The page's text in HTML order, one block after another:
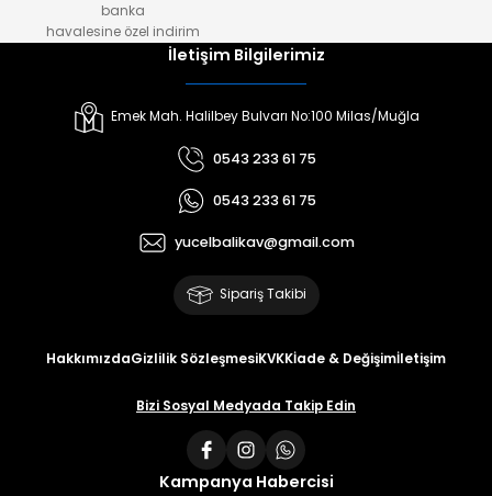
banka
havalesine özel indirim
İletişim Bilgilerimiz
Emek Mah. Halilbey Bulvarı No:100 Milas/Muğla
0543 233 61 75
0543 233 61 75
yucelbalikav@gmail.com
Sipariş Takibi
HakkımızdaGizlilik SözleşmesiKVKKİade & Değişimİletişim
Bizi Sosyal Medyada Takip Edin
Kampanya Habercisi